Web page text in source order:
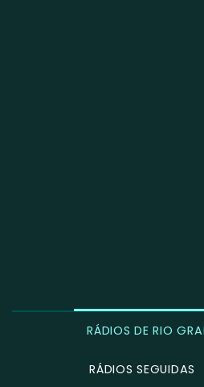
RÁDIOS DE RIO
RÁDIOS SEGUIDAS